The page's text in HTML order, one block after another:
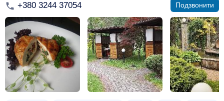
+380 3244 37054 Подзвонити